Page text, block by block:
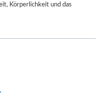
Körperlichkeit und das